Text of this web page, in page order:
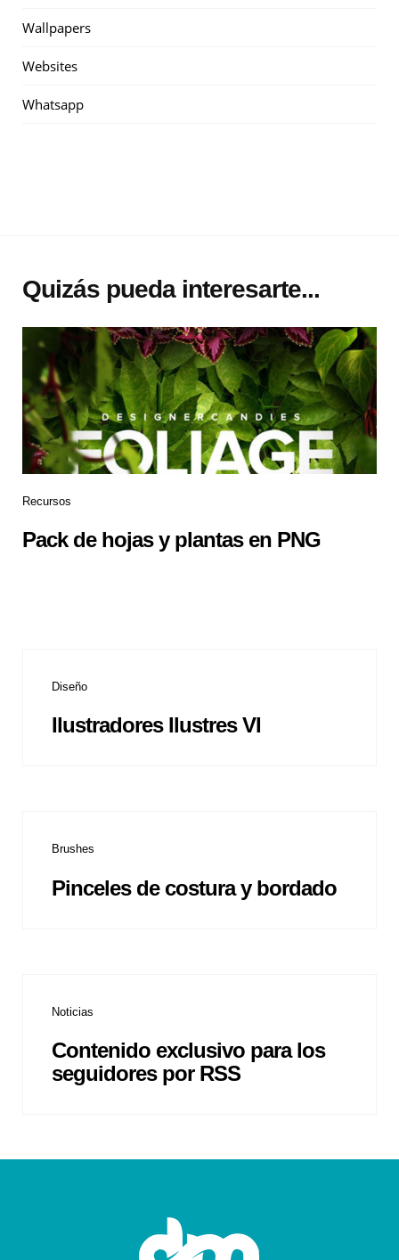
Wallpapers
Websites
Whatsapp
Quizás pueda interesarte...
Recursos
Pack de hojas y plantas en PNG
Diseño
Ilustradores Ilustres VI
Brushes
Pinceles de costura y bordado
Noticias
Contenido exclusivo para los
seguidores por RSS